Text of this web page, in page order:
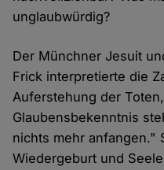
unglaubwürdig?
Der Münchner Jesuit
Frick interpretierte die
Auferstehung der
Glaubensbekenntnis
nichts mehr anfangen."
Wiedergeburt und